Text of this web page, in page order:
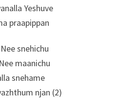
Yeshuve
praapippan
snehichu
maanichu
snehame
njan (2)